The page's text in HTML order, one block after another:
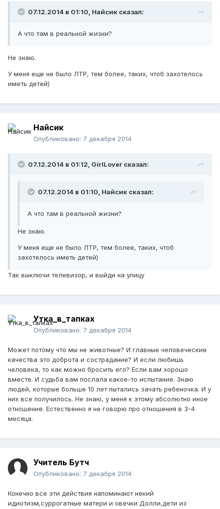
07.12.2014 в 01:10, Найсик сказал:
А что там в реальной жизни?
Не знаю.
У меня еще не было ЛТР, тем более, таких, чтоб захотелось
иметь детей)
Найсик
Опубликовано: 7 декабря 2014
07.12.2014 в 01:12, GirlLover сказал:
07.12.2014 в 01:10, Найсик сказал:
А что там в реальной жизни?
Не знаю.
У меня еще не было ЛТР, тем более, таких, чтоб
захотелось иметь детей)
Так выключи телевизор, и выйди на улицу
Утка_в_тапках
Опубликовано: 7 декабря 2014
Может потому что мы не животные? И главные человеческие
качества это доброта и сострадание? И если любишь
человека, то как можно бросить его? Если вам хорошо
вместе. И судьба вам послала какое-то испытание. Знаю
людей, которые больше 10 лет пытались зачать ребеночка. И у
них все получилось. Не знаю, у меня к этому абсолютно иное
отношение. Естественно я не говорю про отношения в 3-4
месяца.
Учитель Бутч
Опубликовано: 7 декабря 2014
Конечно все эти действия напоминают некий
идиотизм,суррогатные матери и овечки Долли,дети из